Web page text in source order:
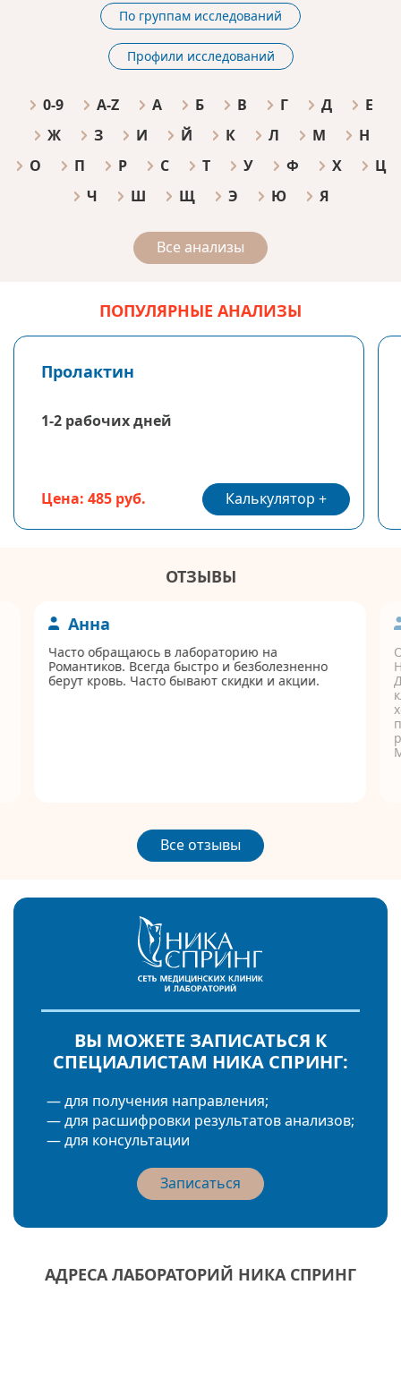
По группам исследований
Профили исследований
0-9 A-Z А Б В Г Д
Е
Ж
З И Й К Л М
Н
О
П Р С Т У Ф Х
Ц
Ч
Ш Щ Э Ю Я
Все анализы
ПОПУЛЯРНЫЕ АНАЛИЗЫ
Пролактин
1-2 рабочих дней
Цена: 485 руб. Калькулятор
ОТЗЫВЫ
Анна
Часто обращаюсь в лабораторию на
Романтиков. Всегда быстро и безболезненно
берут кровь. Часто бывают скидки и акции.
Все отзывы
ВЫ МОЖЕТЕ ЗАПИСАТЬСЯ К
СПЕЦИАЛИСТАМ НИКА СПРИНГ:
— для получения направления;
— для расшифровки результатов анализов;
— для консультации
Записаться
АДРЕСА ЛАБОРАТОРИЙ НИКА СПРИНГ